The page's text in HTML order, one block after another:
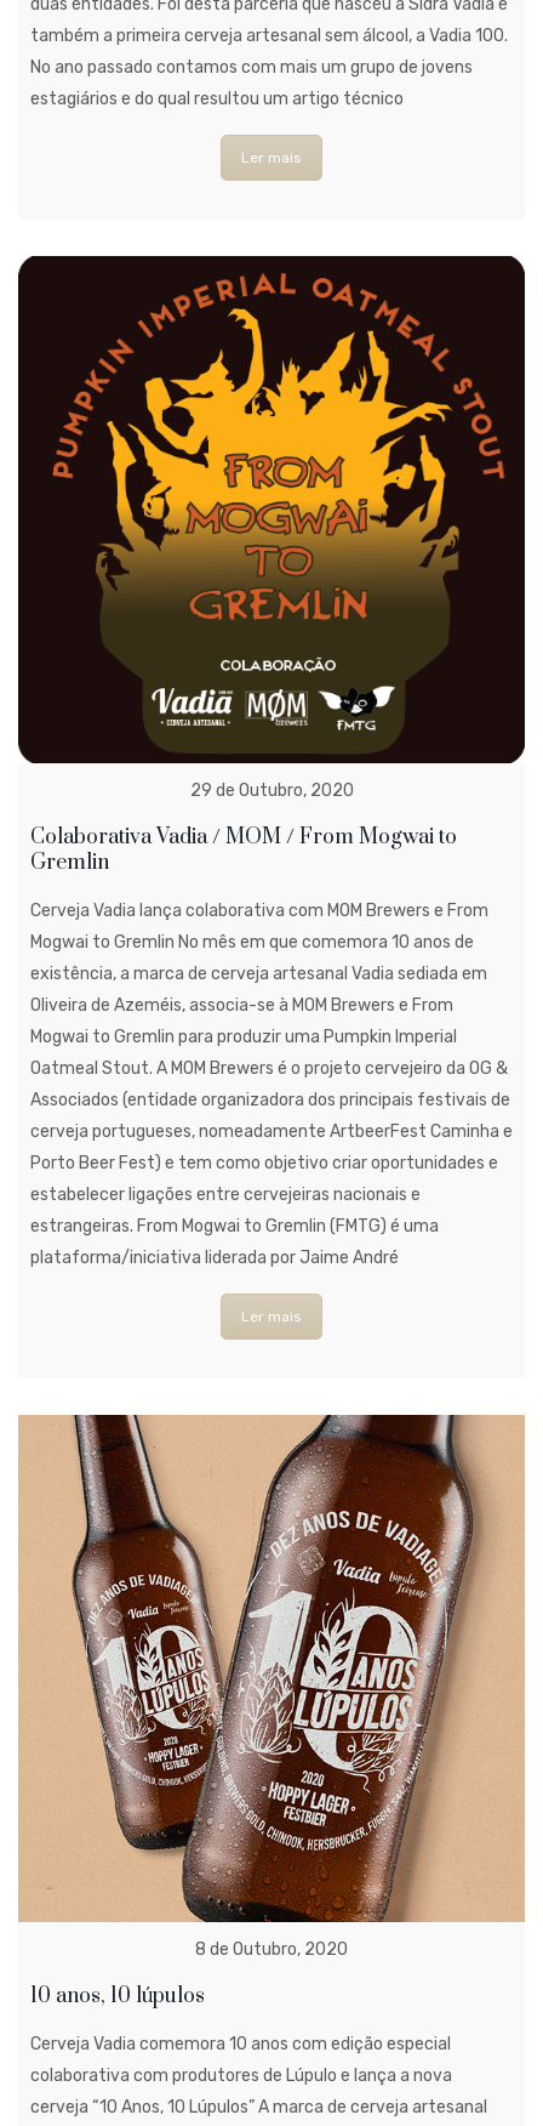
duas entidades. Foi desta parceria que nasceu a Sidra Vadia e
também a primeira cerveja artesanal sem álcool, a Vadia 100.
No ano passado contamos com mais um grupo de jovens
estagiários e do qual resultou um artigo técnico
Ler mais
29 de Outubro, 2020
Colaborativa Vadia / MOM / From Mogwai to
Gremlin
Cerveja Vadia lança colaborativa com MOM Brewers e From
Mogwai to Gremlin No mês em que comemora 10 anos de
existência, a marca de cerveja artesanal Vadia sediada em
Oliveira de Azeméis, associa-se à MOM Brewers e From
Mogwai to Gremlin para produzir uma Pumpkin Imperial
Oatmeal Stout. A MOM Brewers é o projeto cervejeiro da OG &
Associados (entidade organizadora dos principais festivais de
cerveja portugueses, nomeadamente ArtbeerFest Caminha e
Porto Beer Fest) e tem como objetivo criar oportunidades e
estabelecer ligações entre cervejeiras nacionais e
estrangeiras. From Mogwai to Gremlin (FMTG) é uma
plataforma/iniciativa liderada por Jaime André
Ler mais
8 de Outubro, 2020
10 anos, 10 lúpulos
Cerveja Vadia comemora 10 anos com edição especial
colaborativa com produtores de Lúpulo e lança a nova
cerveja “10 Anos, 10 Lúpulos” A marca de cerveja artesanal